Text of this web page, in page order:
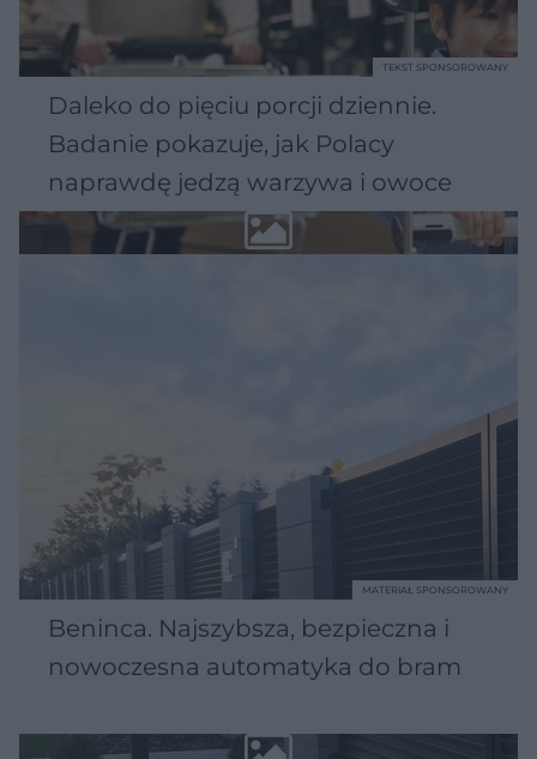
Daleko do pięciu porcji dziennie.
Badanie pokazuje, jak Polacy
naprawdę jedzą warzywa i owoce
TEKST SPONSOROWANY
Beninca. Najszybsza, bezpieczna i
nowoczesna automatyka do bram
MATERIAŁ SPONSOROWANY